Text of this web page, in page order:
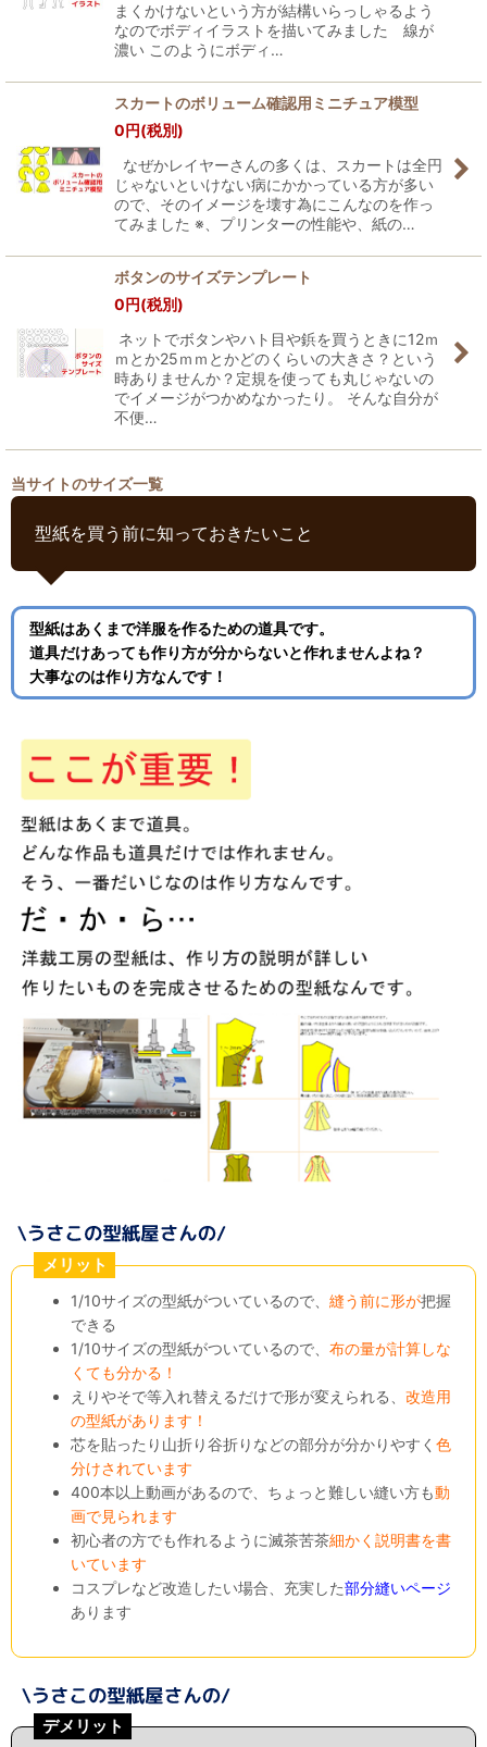
まくかけないという方が結構いらっしゃるよう
なのでボディイラストを描いてみました 線が
濃い このようにボディ…
スカートのボリューム確認用ミニチュア模型
0円(税別)
なぜかレイヤーさんの多くは、スカートは全円
じゃないといけない病にかかっている方が多い
ので、そのイメージを壊す為にこんなのを作っ
てみました ※、プリンターの性能や、紙の…
ボタンのサイズテンプレート
0円(税別)
ネットでボタンやハト目や鋲を買うときに12ｍ
ｍとか25ｍｍとかどのくらいの大きさ？という
時ありませんか？定規を使っても丸じゃないの
でイメージがつかめなかったり。 そんな自分が
不便…
当サイトのサイズ一覧
型紙を買う前に知っておきたいこと
型紙はあくまで洋服を作るための道具です。
道具だけあっても作り方が分からないと作れませんよね？
大事なのは作り方なんです！
メリット
1/10サイズの型紙がついているので、縫う前に形が把握
できる
1/10サイズの型紙がついているので、布の量が計算しな
くても分かる！
えりやそで等入れ替えるだけで形が変えられる、改造用
の型紙があります！
芯を貼ったり山折り谷折りなどの部分が分かりやすく色
分けされています
400本以上動画があるので、ちょっと難しい縫い方も動
画で見られます
初心者の方でも作れるように滅茶苦茶細かく説明書を書
いています
コスプレなど改造したい場合、充実した部分縫いページ
あります
デメリット